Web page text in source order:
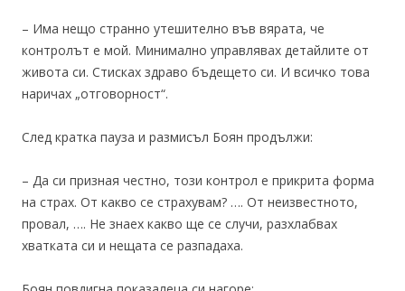
– Има нещо странно утешително във вярата, че
контролът е мой. Минимално управлявах детайлите от
живота си. Стисках здраво бъдещето си. И всичко това
наричах „отговорност“.
След кратка пауза и размисъл Боян продължи:
– Да си призная честно, този контрол е прикрита форма
на страх. От какво се страхувам? …. От неизвестното,
провал, …. Не знаех какво ще се случи, разхлабвах
хватката си и нещата се разпадаха.